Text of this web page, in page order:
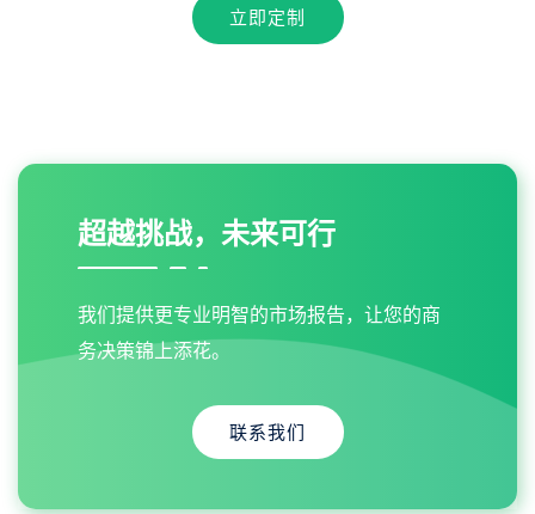
立即定制
超越挑战，未来可行
我们提供更专业明智的市场报告，让您的商
务决策锦上添花。
联系我们